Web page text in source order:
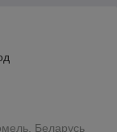
Беларусь